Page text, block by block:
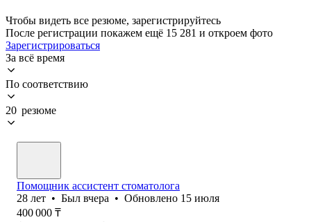
Чтобы видеть все резюме, зарегистрируйтесь
После регистрации покажем ещё 15 281 и откроем фото
Зарегистрироваться
За всё время
По соответствию
20 резюме
Помощник ассистент стоматолога
28 лет • Был вчера • Обновлено 15 июля
400 000 ₸